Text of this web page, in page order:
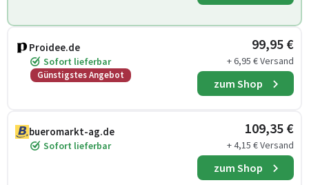
Proidee.de
Sofort lieferbar
Günstigstes Angebot
99,95 €
+ 6,95 € Versand
zum Shop
bueromarkt-ag.de
Sofort lieferbar
109,35 €
+ 4,15 € Versand
zum Shop